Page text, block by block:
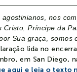
agostinianos, nos
Cristo, Príncipe da
Sua graça, somos
lida no
em San Diego,
aqui e leia o texto